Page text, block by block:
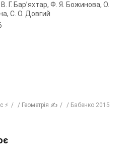
В. Г. Бар’яхтар, Ф. Я. Божинова, О.
С. О. Довгий
⚡ Геометрія ✍ Бабенко 2015